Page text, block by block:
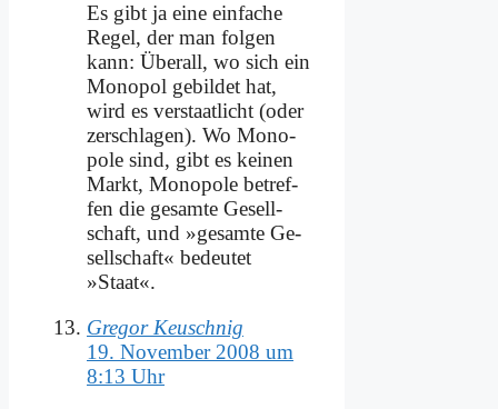
Es gibt ja ei­ne ein­fa­che
Re­gel, der man fol­gen
kann: Über­all, wo sich ein
Mo­no­pol ge­bil­det hat,
wird es ver­staat­licht (oder
zer­schla­gen). Wo Mo­no­
po­le sind, gibt es kei­nen
Markt, Mo­no­po­le be­tref­
fen die ge­sam­te Ge­sell­
schaft, und »ge­sam­te Ge­
sell­schaft« be­deu­tet
»Staat«.
Gregor Keuschnig
19. November 2008 um
8:13 Uhr